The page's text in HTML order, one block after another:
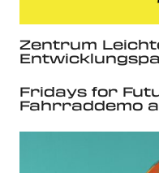
Zentrum
Fridays for
Fahrraddemo